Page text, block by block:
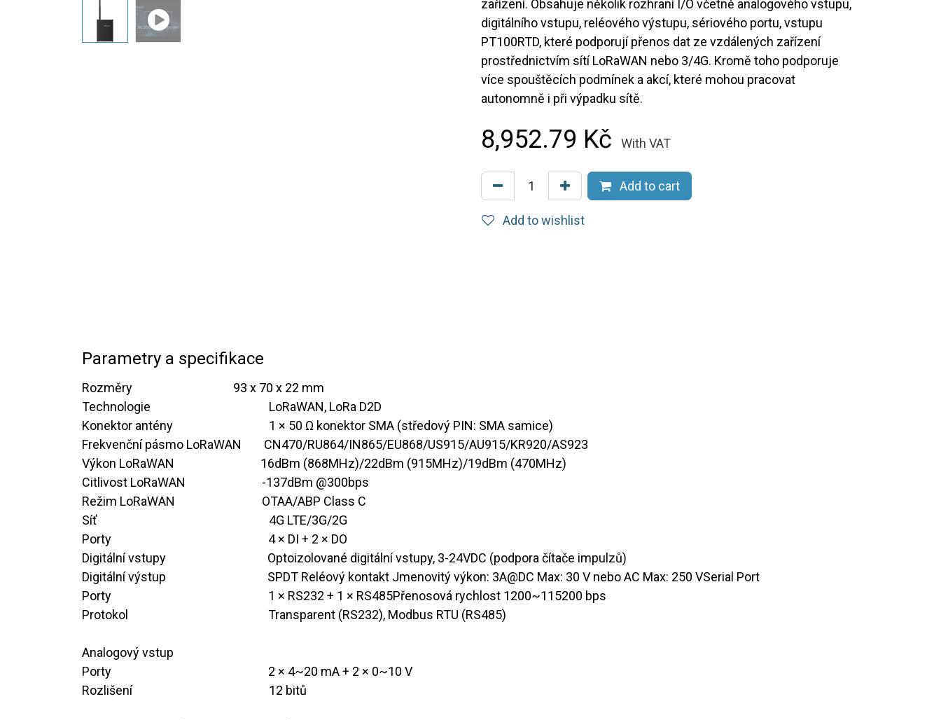
zařízení. Obsahuje několik rozhraní I/O včetně analogového vstupu,
digitálního vstupu, reléového výstupu, sériového portu, vstupu
PT100RTD, které podporují přenos dat ze vzdálených zařízení
prostřednictvím sítí LoRaWAN nebo 3/4G. Kromě toho podporuje
více spouštěcích podmínek a akcí, které mohou pracovat
autonomně i při výpadku sítě.
8,952.79 Kč With VAT
Add to cart
Add to wishlist
Parametry a specifikace
Rozměry ​ ​ ​ ​​ ​ ​ ​ ​ ​ ​ ​ ​ ​ ​ ​ ​​ ​ ​ ​ ​ ​ ​ ​ ​ ​
​​​​​93 x 70 x 22 mm
Technologie
​​LoRaWAN, LoRa D2D
Konektor antény
​1 × 50 Ω konektor SMA (středový PIN: SMA samice)
Frekvenční pásmo LoRaWAN ​ ​​ ​ ​ ​ ​ ​ ​​CN470/RU864/IN865/EU868/US915/AU915/KR920/AS923
Výkon LoRaWAN ​ ​ ​ ​ ​ ​​ ​ ​​ ​ ​ ​ ​ ​ ​ ​ ​​ ​ ​ ​ ​
16dBm (868MHz)/22dBm (915MHz)/19dBm (470MHz)
Citlivost LoRaWAN ​ ​ ​ ​ ​​​ ​ ​​ ​ ​ ​ ​ ​ ​ ​​​​
​-137dBm @300bps
Režim LoRaWAN​ ​ ​ ​ ​ ​ ​ ​ ​ ​ ​ ​​ ​ ​ ​ ​​​
​OTAA/ABP Class C
Síť
​4G LTE/3G/2G
Porty
​4 × DI + 2 × DO
Digitální vstupy
​Optoizolované digitální vstupy, 3-24VDC (podpora čítače impulzů)
Digitální výstup
​SPDT Reléový kontakt Jmenovitý výkon: 3A@DC Max: 30 V nebo AC Max: 250 VSerial Port
Porty
​1 × RS232 + 1 × RS485Přenosová rychlost 1200~115200 bps
Protokol
​Transparent (RS232), Modbus RTU (RS485)
Analogový vstup
Porty
​2 × 4~20 mA + 2 × 0~10 V
Rozlišení
​12 bitů